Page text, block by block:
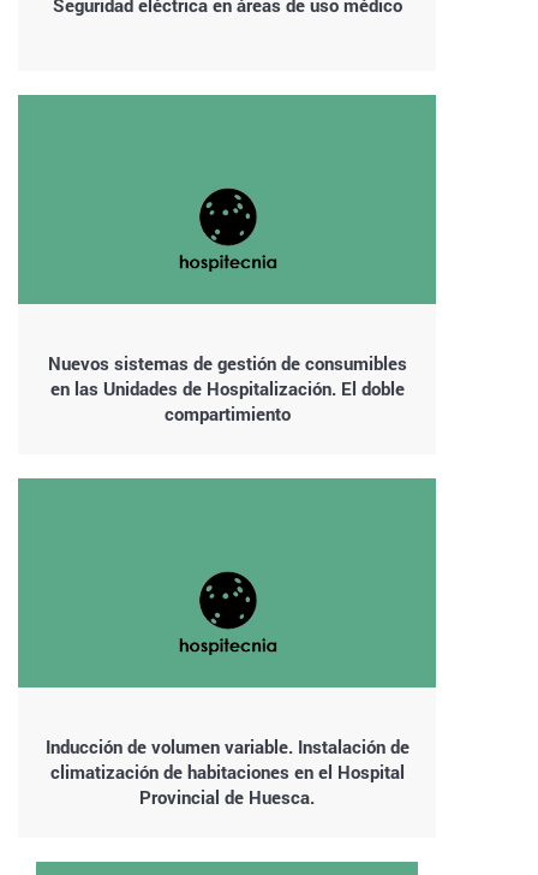
Nuevos sistemas de gestión de consumibles
en las Unidades de Hospitalización. El doble
compartimiento
Inducción de volumen variable. Instalación de
climatización de habitaciones en el Hospital
Provincial de Huesca.